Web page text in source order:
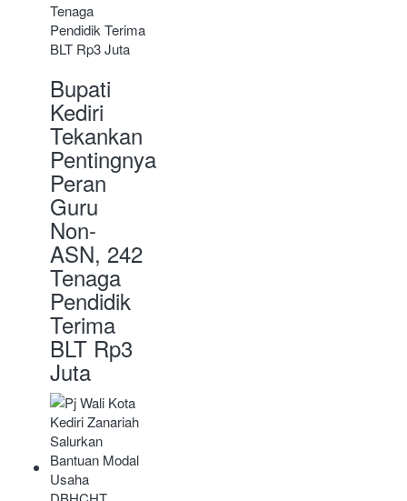
Bupati
Kediri
Tekankan
Pentingnya
Peran
Guru
Non-
ASN, 242
Tenaga
Pendidik
Terima
BLT Rp3
Juta